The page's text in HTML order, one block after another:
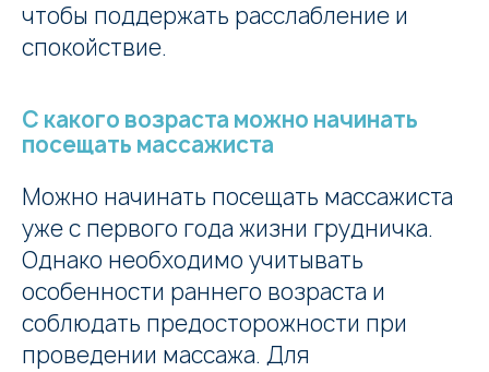
чтобы поддержать расслабление и
спокойствие.
С какого возраста можно начинать
посещать массажиста
Можно начинать посещать массажиста
уже с первого года жизни грудничка.
Однако необходимо учитывать
особенности раннего возраста и
соблюдать предосторожности при
проведении массажа. Для